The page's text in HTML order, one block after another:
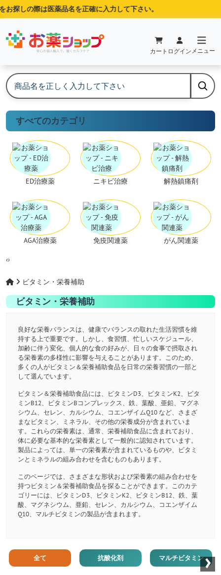
しの際は医薬品名を正確に入力して下さい。
カート ログイン メニュー
すべてのカテゴリ
ED治療薬
AGA治療薬
ニキビ治療
免疫関連薬
解熱鎮痛剤
がん関連薬
‹›
ビタミン・栄養補助
ビタミン・栄養補助
良好な栄養バランスは、健康でバランスの取れた生活習慣を維
持する上で重要です。しかし、食習慣、忙しいスケジュール、
加齢に伴う変化、個人的な食の好みが、日々の食事で摂取され
る栄養素の多様性に影響を与えることがあります。このため、
多くの人がビタミン＆栄養補助食品を日常の栄養習慣の一部と
して選んでいます。
ビタミン＆栄養補助食品には、ビタミンD3、ビタミンK2、ビタ
ミンB12、ビタミンBコンプレックス、鉄、葉酸、亜鉛、マグネ
シウム、セレン、カルシウム、コエンザイムQ10 など、さまざ
まなビタミン、ミネラル、その他の栄養成分が含まれていま
す。これらの栄養素は、通常、栄養補助食品に含まれており、
体に必要な基本的な栄養素として一般的に認知されています。
製品によっては、単一の栄養素が含まれているものや、ビタミ
ンとミネラルの組み合わせを含むものもあります。
このページでは、さまざまな形状および栄養素の組み合わせを
持つビタミン＆栄養補助食品を探ることができます。このカテ
ゴリーには、ビタミンD3、ビタミンK2、ビタミンB12、鉄、葉
酸、マグネシウム、亜鉛、セレン、カルシウム、コエンザイム
Q10、マルチビタミンの製品が含まれます。
全て 抗酸化剤 マルチビタミン›